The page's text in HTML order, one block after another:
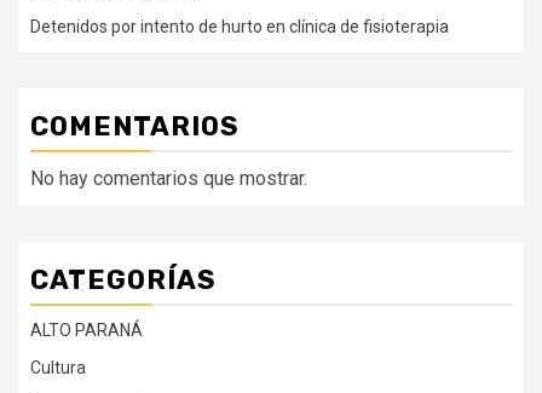
Detenidos por intento de hurto en clínica de fisioterapia
COMENTARIOS
No hay comentarios que mostrar.
CATEGORÍAS
ALTO PARANÁ
Cultura